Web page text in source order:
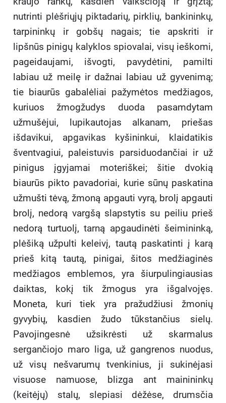
nutrinti plėšriųjų piktadarių, pirklių, bankininkų,
tarpininkų ir gobšų nagais; tie apskriti ir
lipšnūs pinigų kalyklos spiovalai, visų ieškomi,
pageidaujami, išvogti, pavydėtini, pamilti
labiau už meilę ir dažnai labiau už gyvenimą;
tie biaurūs gabalėliai pažymėtos medžiagos,
kuriuos žmogžudys duoda pasamdytam
užmušėjui, lupikautojas alkanam, priešas
išdavikui, apgavikas kyšininkui, klaidatikis
šventvagiui, paleistuvis parsiduodančiai ir už
pinigus įgyjamai moteriškei; šitie dvokią
biaurūs pikto pavadoriai, kurie sūnų paskatina
užmušti tėvą, žmoną apgauti vyrą, brolį apgauti
brolį, nedorą vargšą slapstytis su peiliu prieš
nedorą turtuolį, tarną apgaudinėti šeimininką,
plėšiką užpulti keleivį, tautą paskatinti į karą
prieš kitą tautą, pinigai, šitos medžiaginės
medžiagos emblemos, yra šiurpulingiausias
daiktas, kokį tik žmogus yra išgalvojęs.
Moneta, kuri tiek yra pražudžiusi žmonių
gyvybių, kasdien žudo tūkstančius sielų.
Pavojingesnė užsikrėsti už skarmalus
sergančiojo maro liga, už gangrenos nuodus,
už visų nešvarumų tvenkinius, ji sukinėjasi
visuose namuose, blizga ant mainininkų
(keitėjų) stalų, slepiasi dėžėse, drumsčia